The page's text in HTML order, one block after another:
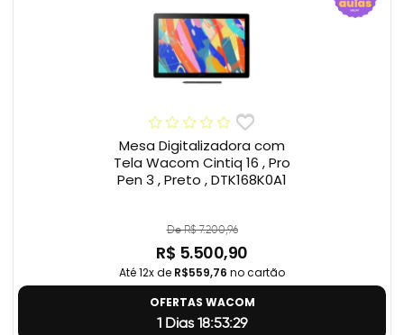
Mesa Digitalizadora com
Tela Wacom Cintiq 16 , Pro
Pen 3 , Preto , DTK168K0A1
De R$ 7.200,96
R$ 5.500,90
Até 12x de R$559,76 no cartão
OFERTAS WACOM
1 Dias 18:53:28